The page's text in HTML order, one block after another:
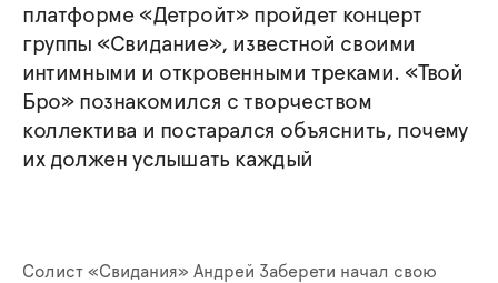
платформе «Детройт» пройдет концерт
группы «Свидание», известной своими
интимными и откровенными треками. «Твой
Бро» познакомился с творчеством
коллектива и постарался объяснить, почему
их должен услышать каждый
Солист «Свидания» Андрей Заберети начал свою